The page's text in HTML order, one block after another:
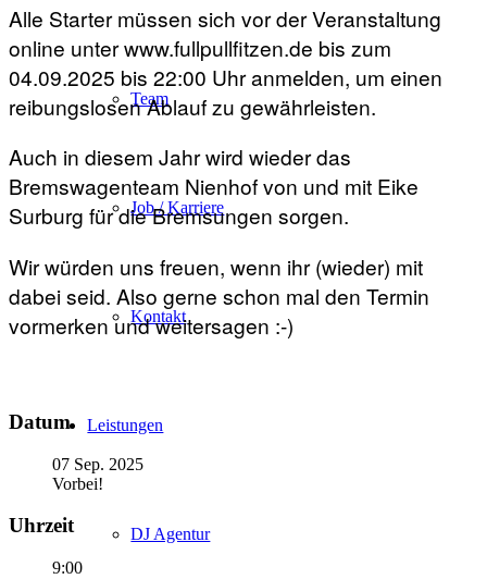
Team
Job / Karriere
Kontakt
Leistungen
DJ Agentur
Alle Starter müssen sich vor der Veranstaltung
online unter www.fullpullfitzen.de bis zum
04.09.2025 bis 22:00 Uhr anmelden, um einen
reibungslosen Ablauf zu gewährleisten.
Auch in diesem Jahr wird wieder das
Bremswagenteam Nienhof von und mit Eike
Surburg für die Bremsungen sorgen.
Wir würden uns freuen, wenn ihr (wieder) mit
dabei seid. Also gerne schon mal den Termin
vormerken und weitersagen :-)
Datum
07 Sep. 2025
Vorbei!
Uhrzeit
9:00